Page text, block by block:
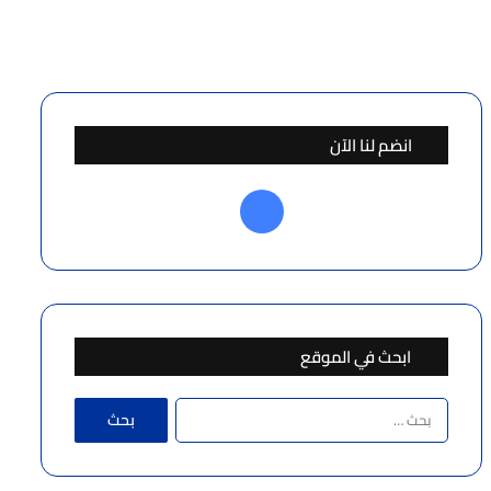
انضم لنا الآن
فيسبوك
ابحث في الموقع
البحث
عن: